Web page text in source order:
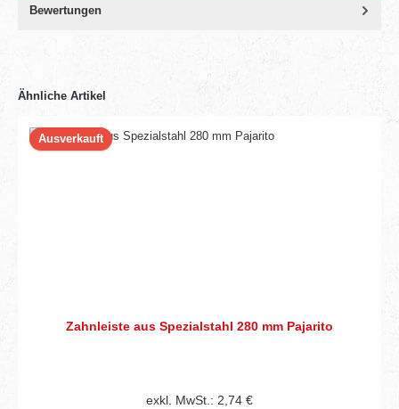
Bewertungen
Ähnliche Artikel
Ausverkauft
Zahnleiste aus Spezialstahl 280 mm Pajarito
exkl. MwSt.: 2,74 €